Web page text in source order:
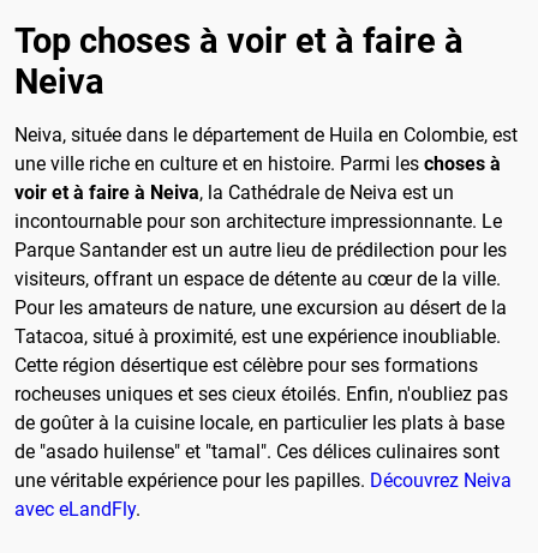
Top choses à voir et à faire à
Neiva
Neiva, située dans le département de Huila en Colombie, est
une ville riche en culture et en histoire. Parmi les choses à
voir et à faire à Neiva, la Cathédrale de Neiva est un
incontournable pour son architecture impressionnante. Le
Parque Santander est un autre lieu de prédilection pour les
visiteurs, offrant un espace de détente au cœur de la ville.
Pour les amateurs de nature, une excursion au désert de la
Tatacoa, situé à proximité, est une expérience inoubliable.
Cette région désertique est célèbre pour ses formations
rocheuses uniques et ses cieux étoilés. Enfin, n'oubliez pas
de goûter à la cuisine locale, en particulier les plats à base
de "asado huilense" et "tamal". Ces délices culinaires sont
une véritable expérience pour les papilles. Découvrez Neiva
avec eLandFly.